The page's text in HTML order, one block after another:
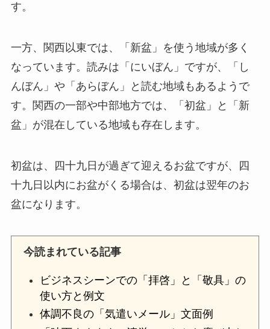
す。
一方、関西以東では、「新盆」を使う地域が多く
なっています。読みは「にいぼん」ですが、「し
んぼん」や「あらぼん」と読む地域もあるようで
す。関西の一部や中部地方では、「初盆」と「新
盆」が混在している地域も存在します。
初盆は、四十九日が過ぎて迎えるお盆ですが、四
十九日以内にお盆がくる場合は、初盆は翌年のお
盆になります。
今読まれている記事
ビジネスシーンでの「拝啓」と「敬具」の
使い方と例文
体調不良の「気遣いメール」文面例